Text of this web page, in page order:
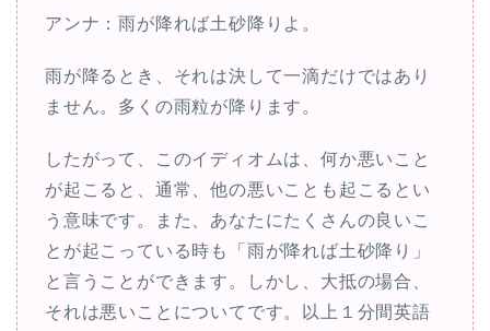
アンナ：雨が降れば土砂降りよ。
雨が降るとき、それは決して一滴だけではあり
ません。多くの雨粒が降ります。
したがって、このイディオムは、何か悪いこと
が起こると、通常、他の悪いことも起こるとい
う意味です。また、あなたにたくさんの良いこ
とが起こっている時も「雨が降れば土砂降り」
と言うことができます。しかし、大抵の場合、
それは悪いことについてです。
以上１分間英語